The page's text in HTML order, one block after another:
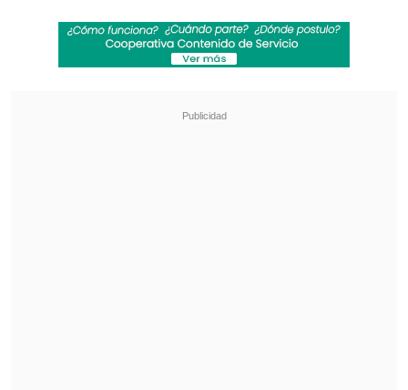
pelea mediática con José Miguel Villouta.
Karol G incluirá colaboraciones con Bruno